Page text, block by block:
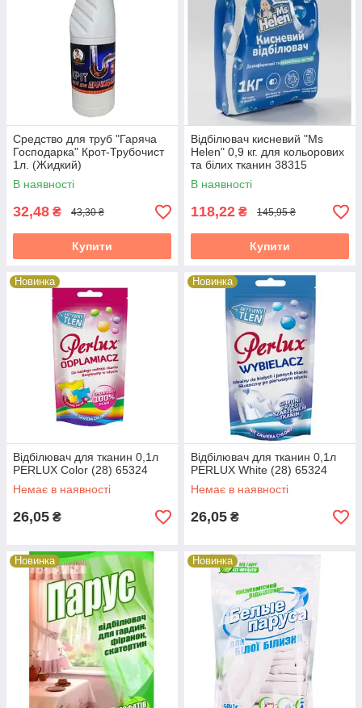
Средство для труб "Гаряча
Господарка" Крот-Трубочист
1л. (Жидкий)
В наявності
32,48 ₴ 43,30 ₴
Купити
Відбілювач кисневий "Ms
Helen" 0,9 кг. для кольорових
та білих тканин 38315
В наявності
118,22 ₴ 145,95 ₴
Купити
Новинка
Відбілювач для тканин 0,1л
PERLUX Color (28) 65324
Немає в наявності
26,05 ₴
Новинка
Відбілювач для тканин 0,1л
PERLUX White (28) 65324
Немає в наявності
26,05 ₴
Новинка Новинка